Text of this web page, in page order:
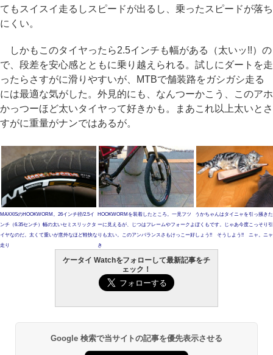
てもスイスイ走るしスピードが出るし、乗ったスピードが落ち
にくい。
しかもこのタイヤったら2.5インチも幅がある（太いッ!!）の
で、段差を安心感とともに乗り越えられる。試しにダートを走
ったらさすがに滑りやすいが、MTBで舗装路をガシガシ走る
には最適な気がした。外見的にも、なんつーかこう、このアホ
かっつーほど太いタイヤって好きかも。まあこれ以上太いとさ
すがに重量がナンではあるが。
MAXXISのHOOKWORM。26インチ径/2.5イ
ンチ（6.35センチ）幅の太いセミスリックタ
イヤなのだ。太くて重いが意外なほど軽快な
走り
HOOKWORMを装着したところ。一見フツ
ーに見えるが、じつはフレームやフォークよ
りも太い。このアンバランスさもけっこー好
き
うかちゃんはタイニャを引っ掻き
ぼくもです。じゃあ今度こっそり
しょう!! そうしよう!! ニャ。ニャ
ケータイ Watchをフォローして最新記事をチ
ェック！
Google 検索で当サイトの記事を優先表示させる